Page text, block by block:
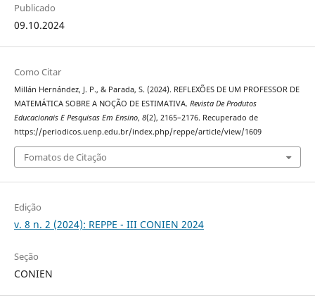
Publicado
09.10.2024
Como Citar
Millán Hernández, J. P., & Parada, S. (2024). REFLEXÕES DE UM PROFESSOR DE
MATEMÁTICA SOBRE A NOÇÃO DE ESTIMATIVA. Revista De Produtos
Educacionais E Pesquisas Em Ensino, 8(2), 2165–2176. Recuperado de
https://periodicos.uenp.edu.br/index.php/reppe/article/view/1609
Fomatos de Citação
Edição
v. 8 n. 2 (2024): REPPE - III CONIEN 2024
Seção
CONIEN